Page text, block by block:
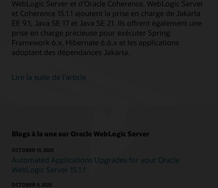
WebLogic Server et d'Oracle Coherence. WebLogic Server
et Coherence 15.1.1 ajoutent la prise en charge de Jakarta
EE 9.1, Java SE 17 et Java SE 21. Ils offrent également une
prise en charge précieuse pour exécuter Spring
Framework 6.x, Hibernate 6.6.x et les applications
adoptant des dépendances Jakarta.
Lire la suite de l'article
Blogs à la une sur Oracle WebLogic Server
OCTOBER 13, 2025
Automated Applications Upgrades for your Oracle
WebLogic Server 15.1.1
OCTOBER 9, 2025